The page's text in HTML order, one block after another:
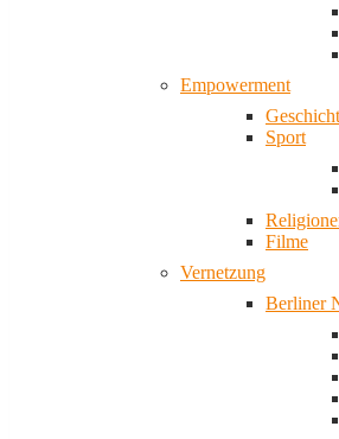
Empowerment
Sport
Filme
Vernetzung
Berliner